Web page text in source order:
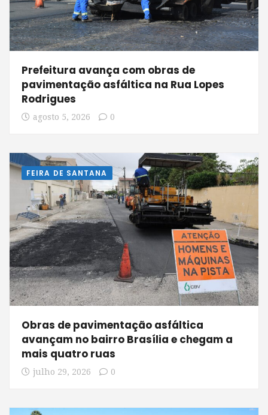
Prefeitura avança com obras de
pavimentação asfáltica na Rua Lopes
Rodrigues
agosto 5, 2026 0
FEIRA DE SANTANA
Obras de pavimentação asfáltica
avançam no bairro Brasília e chegam a
mais quatro ruas
julho 29, 2026 0